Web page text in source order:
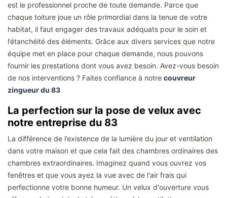
est le professionnel proche de toute demande. Parce que
chaque toiture joue un rôle primordial dans la tenue de votre
habitat, il faut engager des travaux adéquats pour le soin et
l’étanchéité des éléments. Grâce aux divers services que notre
équipe met en place pour chaque demande, nous pouvons
fournir les prestations dont vous avez besoin. Avez-vous besoin
de nos interventions ? Faites confiance à notre couvreur
zingueur du 83
La perfection sur la pose de velux avec
notre entreprise du 83
La différence de l’existence de la lumière du jour et ventilation
dans votre maison et que cela fait des chambres ordinaires des
chambres extraordinaires. Imaginez quand vous ouvrez vos
fenêtres et que vous ayez la vue avec de l'air frais qui
perfectionne votre bonne humeur. Un velux d'ouverture vous